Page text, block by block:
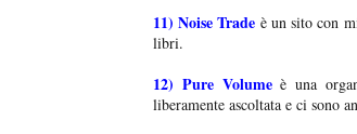
11)Noise Trade è un sito con
libri.
12) Pure Volumeè una
liberamente ascoltata e ci sono